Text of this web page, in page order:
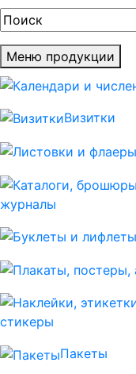
Меню продукции
Визитки
журналы
стикеры
Пакеты